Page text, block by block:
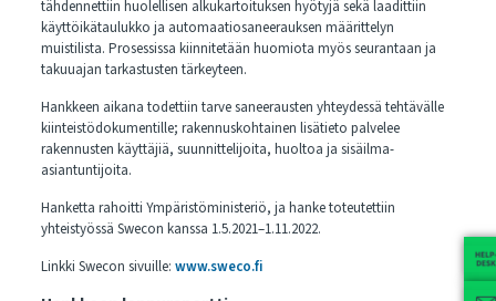
tähdennettiin huolellisen alkukartoituksen hyötyjä sekä laadittiin
käyttöikätaulukko ja automaatiosaneerauksen määrittelyn
muistilista. Prosessissa kiinnitetään huomiota myös seurantaan ja
takuuajan tarkastusten tärkeyteen.
Hankkeen aikana todettiin tarve saneerausten yhteydessä tehtävälle
kiinteistödokumentille; rakennuskohtainen lisätieto palvelee
rakennusten käyttäjiä, suunnittelijoita, huoltoa ja sisäilma-
asiantuntijoita.
Hanketta rahoitti Ympäristöministeriö, ja hanke toteutettiin
yhteistyössä Swecon kanssa 1.5.2021–1.11.2022.
Linkki Swecon sivuille: www.sweco.fi